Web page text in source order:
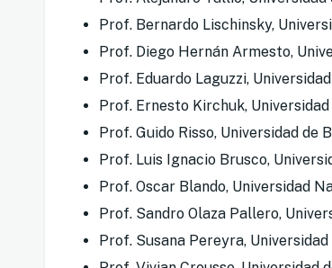
Prof. Bernardo Lischinsky,
Prof. Diego Hernán Armesto,
Prof. Eduardo Laguzzi,
Prof. Ernesto Kirchuk,
Prof. Guido Risso, Universidad de
Prof. Luis Ignacio Brusco,
Prof. Oscar Blando, Universidad
Prof. Sandro Olaza Pallero,
Prof. Susana Pereyra,